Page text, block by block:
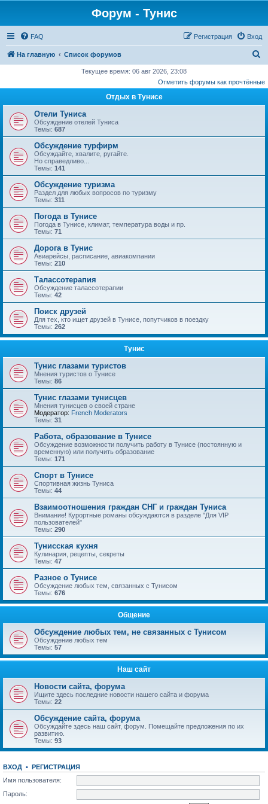
Форум - Тунис
FAQ Вход
Регистрация
На главную Список форумов
и
Текущее время: 06 авг 2026, 23:08
Отметить форумы как прочтённые
Отдых в Тунисе
Отели Туниса
Обсуждение отелей Туниса
Темы: 687
Обсуждение турфирм
Обсуждайте, хвалите, ругайте.
Но справедливо...
Темы: 141
Обсуждение туризма
Раздел для любых вопросов по туризму
Темы: 311
Погода в Тунисе
Погода в Тунисе, климат, температура воды и пр.
Темы: 71
Дорога в Тунис
Авиарейсы, расписание, авиакомпании
Темы: 210
Талассотерапия
Обсуждение талассотерапии
Темы: 42
Поиск друзей
Для тех, кто ищет друзей в Тунисе, попутчиков в поездку
Темы: 262
Тунис
Тунис глазами туристов
Мнения туристов о Тунисе
Темы: 86
Тунис глазами тунисцев
Мнения тунисцев о своей стране
Модератор: French Moderators
Темы: 31
Работа, образование в Тунисе
Обсуждение возможности получить работу в Тунисе (постоянную и
временную) или получить образование
Темы: 171
Спорт в Тунисе
Спортивная жизнь Туниса
Темы: 44
Взаимоотношения граждан СНГ и граждан Туниса
Внимание! Курортные романы обсуждаются в разделе "Для VIP
пользователей"
Темы: 290
Тунисская кухня
Кулинария, рецепты, секреты
Темы: 47
Разное о Тунисе
Обсуждение любых тем, связанных с Тунисом
Темы: 676
Общение
Обсуждение любых тем, не связанных с Тунисом
Обсуждение любых тем
Темы: 57
Наш сайт
Новости сайта, форума
Ищите здесь последние новости нашего сайта и форума
Темы: 22
Обсуждение сайта, форума
Обсуждайте здесь наш сайт, форум. Помещайте предложения по их
развитию.
Темы: 93
ВХОД • РЕГИСТРАЦИЯ
Имя пользователя:
Пароль: